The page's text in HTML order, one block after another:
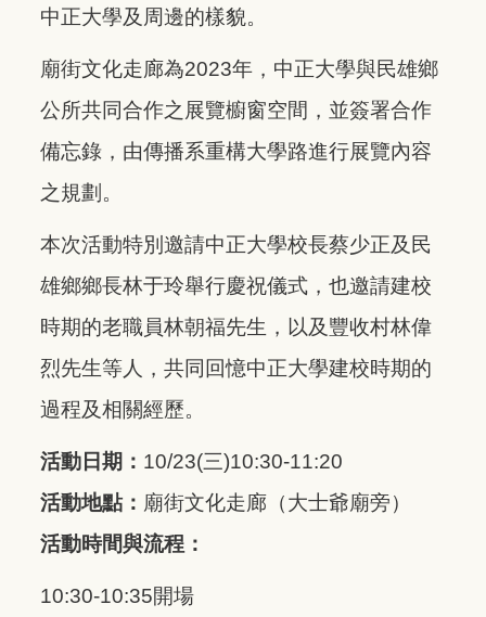
中正大學及周邊的樣貌。
廟街文化走廊為2023年，中正大學與民雄鄉
公所共同合作之展覽櫥窗空間，並簽署合作
備忘錄，由傳播系重構大學路進行展覽內容
之規劃。
本次活動特別邀請中正大學校長蔡少正及民
雄鄉鄉長林于玲舉行慶祝儀式，也邀請建校
時期的老職員林朝福先生，以及豐收村林偉
烈先生等人，共同回憶中正大學建校時期的
過程及相關經歷。
活動日期： 10/23(三)10:30-11:20
活動地點： 廟街文化走廊（大士爺廟旁）
活動時間與流程：
10:30-10:35開場